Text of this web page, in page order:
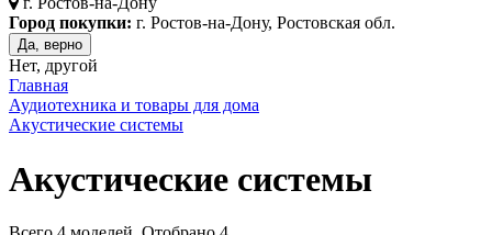
Город покупки: г. Ростов-на-Дону, Ростовская обл.
Да, верно
Нет, другой
Главная
Аудиотехника и товары для дома
Акустические системы
Акустические системы